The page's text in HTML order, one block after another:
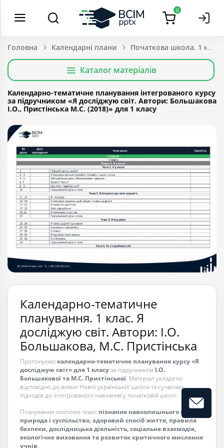
0
Головна Календарні плани Початкова школа. 1 клас
Каталог матеріалів
Календарно-тематичне планування інтегрованого курсу
за підручником «Я досліджую світ. Автори: Большакова
І.О., Пристінська М.С. (2018)» для 1 класу
Календарно-тематичне
планування. 1 клас. Я
досліджую світ. Автори: І.О.
Большакова, М.С. Пристінська
Пропонуємо календарно-тематичне планування курсу «Я
досліджую світ» для 1 класуза підручником І.О.
Большакової та М.С. Пристінської. Матеріал укладено
відповідно до вимог Нової української школи та сучасних
підходів до інтегрованого навчання у початковій школі.
Планування охоплює теми: пізнання навколишнього світу,
природа і суспільство, здоровий спосіб життя, правила
безпеки, дослідницька діяльність, соціальна взаємодія,
екологічне виховання та розвиток критичного мислення
учнів.